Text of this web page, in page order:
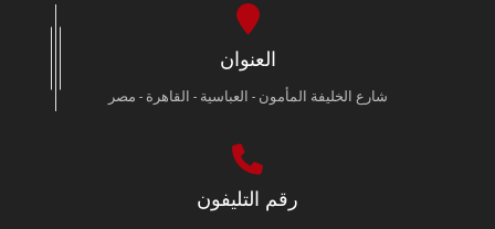
العنوان
شارع الخليفة المأمون - العباسية - القاهرة - مصر
رقم التليفون